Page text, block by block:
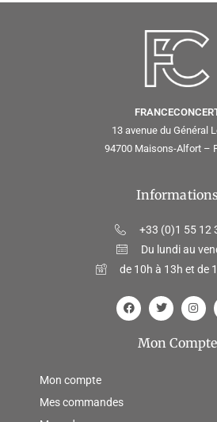
13 avenue du Général
94700 Maisons-Alfort –
Informations
+33 (0)1 55 12
Du lundi au
de 10h à 13h et de
Mon Compte
Mon compte
Mes commandes